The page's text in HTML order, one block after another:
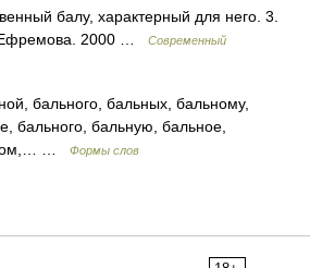
балу, характерный для него. 3.
Ефремова. 2000 …
Современный
бального, бальных, бальному,
бального, бальную, бальное,
…
Формы слов